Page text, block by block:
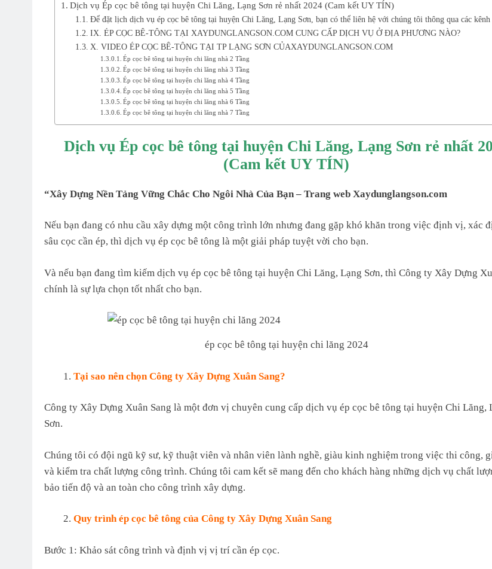
Dịch vụ Ép cọc bê tông tại huyện Chi Lăng, Lạng Sơn rẻ nhất 2024 (Cam kết UY TÍN)
Để đặt lịch dịch vụ ép cọc bê tông tại huyện Chi Lăng, Lạng Sơn, bạn có thể liên hệ với chúng tôi thông qua các kênh
IX. ÉP CỌC BÊ-TÔNG TẠI XAYDUNGLANGSON.COM CUNG CẤP DỊCH VỤ Ở ĐỊA PHƯƠNG NÀO?
X. VIDEO ÉP CỌC BÊ-TÔNG TẠI TP LẠNG SƠN CỦAXAYDUNGLANGSON.COM
Ép cọc bê tông tại huyện chi lăng nhà 2 Tầng
Ép cọc bê tông tại huyện chi lăng nhà 3 Tầng
Ép cọc bê tông tại huyện chi lăng nhà 4 Tầng
Ép cọc bê tông tại huyện chi lăng nhà 5 Tầng
Ép cọc bê tông tại huyện chi lăng nhà 6 Tầng
Ép cọc bê tông tại huyện chi lăng nhà 7 Tầng
Dịch vụ Ép cọc bê tông tại huyện Chi Lăng, Lạng Sơn rẻ nhất
(Cam kết UY TÍN)
“Xây Dựng Nền Tảng Vững Chắc Cho Ngôi Nhà Của Bạn – Trang web Xaydunglangson.com
Nếu bạn đang có nhu cầu xây dựng một công trình lớn nhưng đang gặp khó khăn trong việc định vị, xác
sâu cọc cần ép, thì dịch vụ ép cọc bê tông là một giải pháp tuyệt vời cho bạn.
Và nếu bạn đang tìm kiếm dịch vụ ép cọc bê tông tại huyện Chi Lăng, Lạng Sơn, thì Công ty Xây Dựng
chính là sự lựa chọn tốt nhất cho bạn.
ép cọc bê tông tại huyện chi lăng 2024
Tại sao nên chọn Công ty Xây Dựng Xuân Sang?
Công ty Xây Dựng Xuân Sang là một đơn vị chuyên cung cấp dịch vụ ép cọc bê tông tại huyện Chi Lăng,
Sơn.
Chúng tôi có đội ngũ kỹ sư, kỹ thuật viên và nhân viên lành nghề, giàu kinh nghiệm trong việc thi công,
và kiểm tra chất lượng công trình. Chúng tôi cam kết sẽ mang đến cho khách hàng những dịch vụ chất
bảo tiến độ và an toàn cho công trình xây dựng.
Quy trình ép cọc bê tông của Công ty Xây Dựng Xuân Sang
Bước 1: Khảo sát công trình và định vị vị trí cần ép cọc.